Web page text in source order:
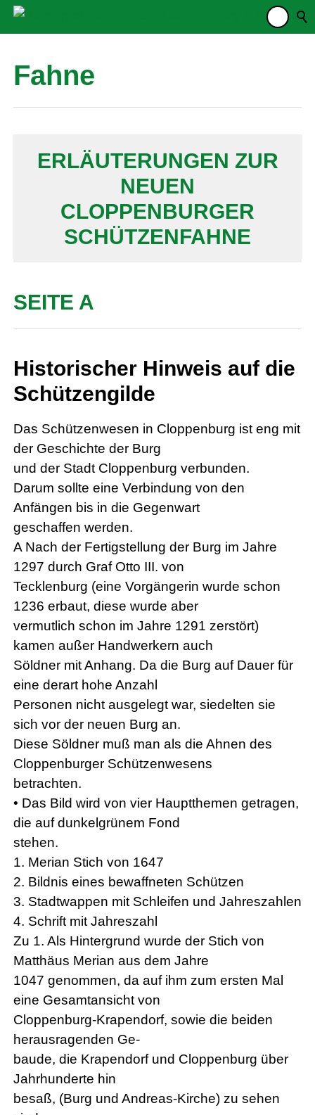
Fahne
ERLÄUTERUNGEN ZUR
NEUEN
CLOPPENBURGER
SCHÜTZENFAHNE
SEITE A
Historischer Hinweis auf die
Schützengilde
Das Schützenwesen in Cloppenburg ist eng mit
der Geschichte der Burg
und der Stadt Cloppenburg verbunden.
Darum sollte eine Verbindung von den
Anfängen bis in die Gegenwart
geschaffen werden.
A Nach der Fertigstellung der Burg im Jahre
1297 durch Graf Otto III. von
Tecklenburg (eine Vorgängerin wurde schon
1236 erbaut, diese wurde aber
vermutlich schon im Jahre 1291 zerstört)
kamen außer Handwerkern auch
Söldner mit Anhang. Da die Burg auf Dauer für
eine derart hohe Anzahl
Personen nicht ausgelegt war, siedelten sie
sich vor der neuen Burg an.
Diese Söldner muß man als die Ahnen des
Cloppenburger Schützenwesens
betrachten.
• Das Bild wird von vier Hauptthemen getragen,
die auf dunkelgrünem Fond
stehen.
1. Merian Stich von 1647
2. Bildnis eines bewaffneten Schützen
3. Stadtwappen mit Schleifen und Jahreszahlen
4. Schrift mit Jahreszahl
Zu 1. Als Hintergrund wurde der Stich von
Matthäus Merian aus dem Jahre
1047 genommen, da auf ihm zum ersten Mal
eine Gesamtansicht von
Cloppenburg-Krapendorf, sowie die beiden
herausragenden Ge-
baude, die Krapendorf und Cloppenburg über
Jahrhunderte hin
besaß, (Burg und Andreas-Kirche) zu sehen